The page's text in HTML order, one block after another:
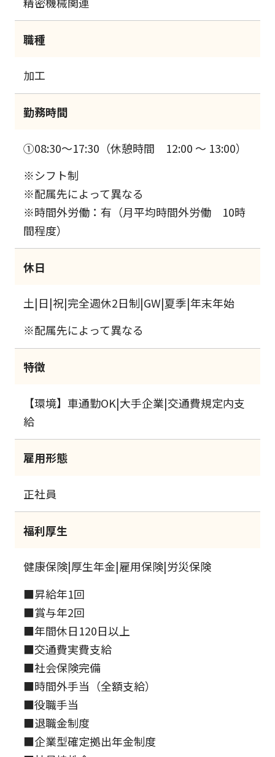
職種
加工
勤務時間
①08:30～17:30（休憩時間 12:00 ～ 13:00）
※シフト制
※配属先によって異なる
※時間外労働：有（月平均時間外労働 10時
間程度）
休日
土|日|祝|完全週休2日制|GW|夏季|年末年始
※配属先によって異なる
特徴
【環境】車通勤OK|大手企業|交通費規定内支
給
雇用形態
正社員
福利厚生
健康保険|厚生年金|雇用保険|労災保険
■昇給年1回
■賞与年2回
■年間休日120日以上
■交通費実費支給
■社会保険完備
■時間外手当（全額支給）
■役職手当
■退職金制度
■企業型確定拠出年金制度